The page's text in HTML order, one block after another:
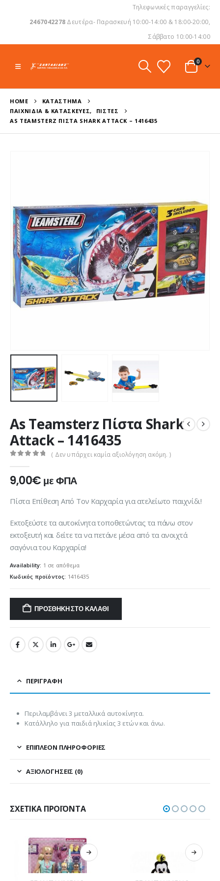
Τηλεφωνικές παραγγελίες:
2467042278 Δευτέρα- Παρασκευή 10:00-14:00 & 18:00-20:00,
Σάββατο 10:00-14:00
0
HOME
ΚΑΤΆΣΤΗΜΑ
ΠΑΙΧΝΊΔΙΑ & ΚΑΤΑΣΚΕΥΈΣ,
ΠΊΣΤΕΣ
AS TEAMSTERZ ΠΊΣΤΑ SHARK ATTACK – 1416435
As Teamsterz Πίστα Shark
Attack – 1416435
( Δεν υπάρχει καμία αξιολόγηση ακόμη. )
9,00€ με ΦΠΑ
Πίστα Επίθεση Από Τον Καρχαρία για ατελείωτο παιχνίδι!
Εκτοξεύστε τα αυτοκίνητα τοποθετώντας τα πάνω στον
εκτοξευτή και δείτε τα να πετάνε μέσα από τα ανοιχτά
σαγόνια του Καρχαρία!
Availability: 1 σε απόθεμα
Κωδικός προϊόντος: 1416435
ΠΡΟΣΘΉΚΗ ΣΤΟ ΚΑΛΆΘΙ
ΠΕΡΙΓΡΑΦΉ
Περιλαμβάνει 3 μεταλλικά αυτοκίνητα.
Κατάλληλο για παιδιά ηλικίας 3 ετών και άνω.
ΕΠΙΠΛΈΟΝ ΠΛΗΡΟΦΟΡΊΕΣ
ΑΞΙΟΛΟΓΉΣΕΙΣ (0)
ΣΧΕΤΙΚΆ ΠΡΟΪΌΝΤΑ